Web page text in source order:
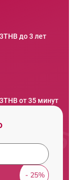
до 3 лет
от 35 минут